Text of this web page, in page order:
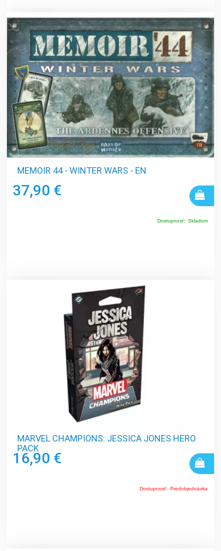
MEMOIR 44 - WINTER WARS - EN
37,90 €
Dostupnosť: Skladom
MARVEL CHAMPIONS: JESSICA JONES HERO
PACK
16,90 €
Dostupnosť: Predobjednávka